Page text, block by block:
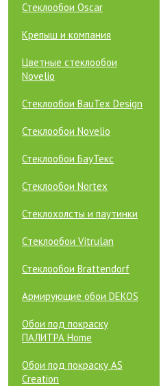
Стеклообои Oscar
Крепыш и компания
Цветные стеклообои
Novelio
Стеклообои BauTex Design
Стеклообои Novelio
Стеклообои БауТекс
Стеклообои Nortex
Стеклохолсты и паутинки
Cтеклообои Vitrulan
Стеклообои Brattendorf
Армирующие обои DEKOS
Обои под покраску
ПАЛИТРА Home
Обои под покраску AS
Creation